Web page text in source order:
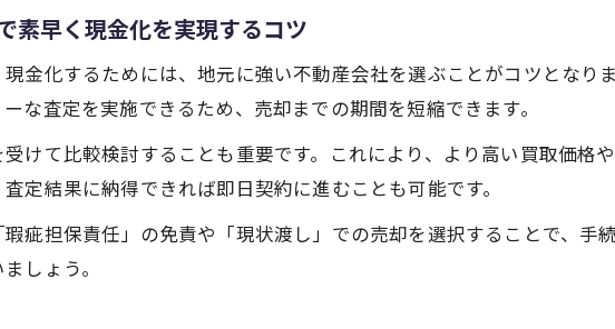
現金化までの売却手順を失敗しない進め方
不動産売却を手間なく進めた現金化実体験
実際に即現金化した不動産売却の具体的
売却実体験に学ぶ現金化までの工夫とポ
素早く現金化を実現するコツ
金化するためには、地元に強い不動産会社を選ぶことがコツとなり
な査定を実施できるため、売却までの期間を短縮できます。
けて比較検討することも重要です。これにより、より高い買取価格
定結果に納得できれば即日契約に進むことも可能です。
疵担保責任」の免責や「現状渡し」での売却を選択することで、手
しょう。